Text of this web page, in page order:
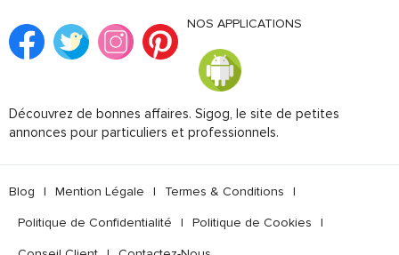
NOS APPLICATIONS
Découvrez de bonnes affaires. Sigog, le site de petites
annonces pour particuliers et professionnels.
Blog | Mention Légale | Termes & Conditions |
Politique de Confidentialité | Politique de Cookies |